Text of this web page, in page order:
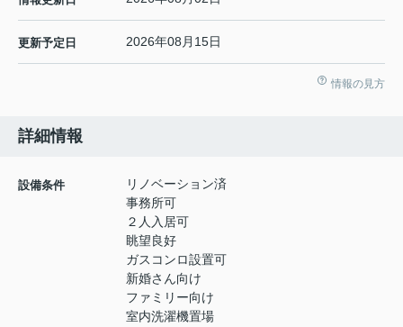
更新予定日 2026年08月15日
情報の見方
詳細情報
設備条件
リノベーション済
事務所可
２人入居可
眺望良好
ガスコンロ設置可
新婚さん向け
ファミリー向け
室内洗濯機置場